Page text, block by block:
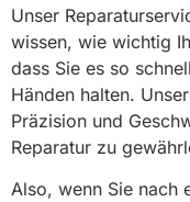
Unser
wissen, wie wichtig
dass Sie es so
Händen halten.
Präzision und
Reparatur zu
Also, wenn Sie nach